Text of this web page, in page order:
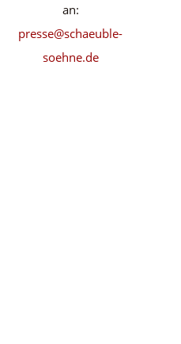
an:
presse@schaeuble-
soehne.de